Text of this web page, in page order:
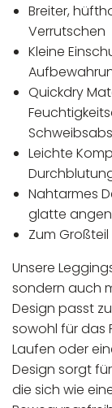
Breiter,
Verrutschen
Kleine
Quickdry
Leichte
Nahtarmes
glatte
Zum
Unsere
sondern auch
Design passt
sowohl für das
Laufen oder
Design sorgt
die sich wie